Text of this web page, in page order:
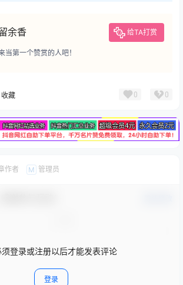
余香 给TA打赏
当第一个赞赏的人吧！
收藏 0 0
作者 M 管理员
登录或注册以后才能发表评论
登录